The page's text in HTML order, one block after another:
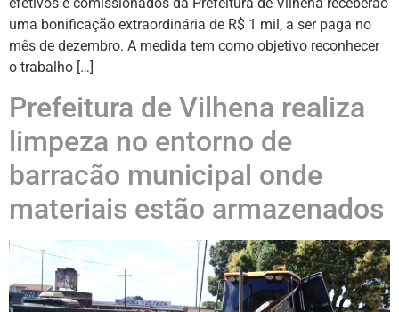
uma bonificação extraordinária de R$ 1 mil, a ser paga no
mês de dezembro. A medida tem como objetivo reconhecer
o trabalho […]
Prefeitura de Vilhena realiza
limpeza no entorno de
barracão municipal onde
materiais estão armazenados